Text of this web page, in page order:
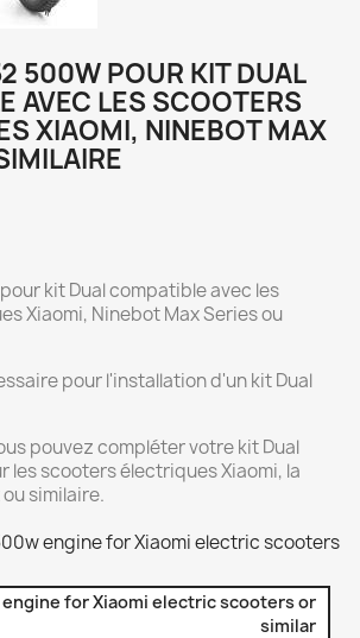
500W POUR KIT DUAL
AVEC LES SCOOTERS
XIAOMI, NINEBOT MAX
kit Dual compatible avec les
Xiaomi, Ninebot Max Series ou
pour l'installation d'un kit Dual
pouvez compléter votre kit Dual
les scooters électriques Xiaomi, la
similaire.
engine for Xiaomi electric scooters
engine for Xiaomi electric scooters or
similar